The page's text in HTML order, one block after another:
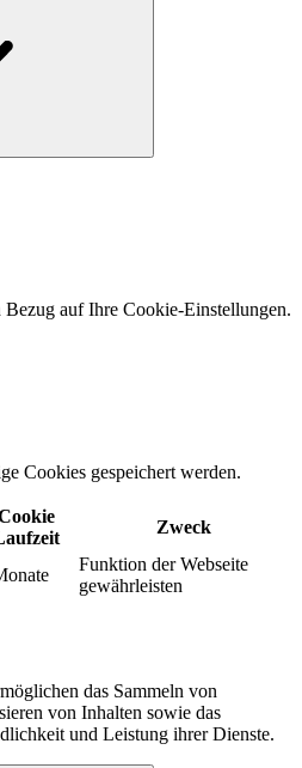
auf Ihre Cookie-Einstellungen.​
Cookies gespeichert werden.​
Zweck
Funktion der Webseite
gewährleisten
das Sammeln von
von Inhalten sowie das
und Leistung ihrer Dienste.